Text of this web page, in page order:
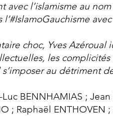
avec l’islamisme au
choc, Yves
les
au détriment
BENNHAMIAS ; Jean
; Raphaël ENTHOVEN